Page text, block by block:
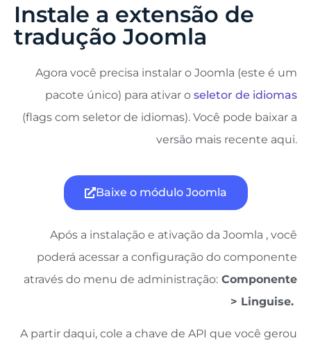
Instale a extensão de
tradução Joomla
Agora você precisa instalar o Joomla (este é um
pacote único) para ativar o seletor de idiomas
(flags com seletor de idiomas). Você pode baixar a
versão mais recente aqui.
Baixe o módulo Joomla
Após a instalação e ativação da Joomla , você
poderá acessar a configuração do componente
através do menu de administração: Componente
> Linguise.
A partir daqui, cole a chave de API que você gerou